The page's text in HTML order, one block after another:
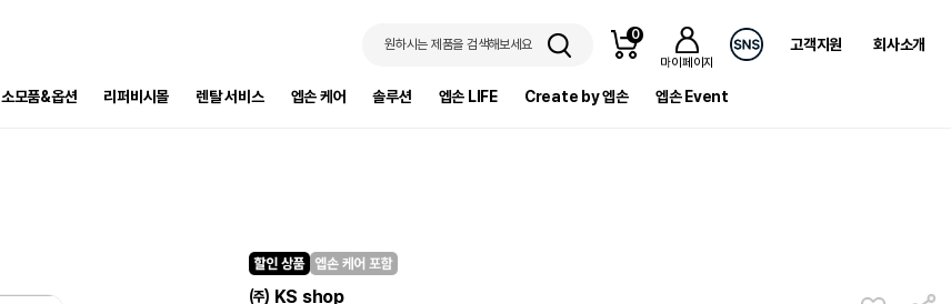
원하시는 제품을 검색해보세요
0
마이페이지
고객지원 회사소개
소모품&옵션 리퍼비시몰 렌탈 서비스 엡손 케어 솔루션 엡손 LIFE Create by 엡손 엡손 Event
㈜ KS shop